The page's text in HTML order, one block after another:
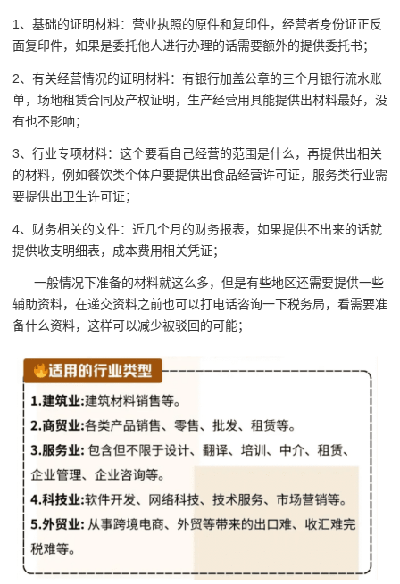
1、基础的证明材料：营业执照的原件和复印件，经营者身份证正反
面复印件，如果是委托他人进行办理的话需要额外的提供委托书；
2、有关经营情况的证明材料：有银行加盖公章的三个月银行流水账
单，场地租赁合同及产权证明，生产经营用具能提供出材料最好，没
有也不影响；
3、行业专项材料：这个要看自己经营的范围是什么，再提供出相关
的材料，例如餐饮类个体户要提供出食品经营许可证，服务类行业需
要提供出卫生许可证；
4、财务相关的文件：近几个月的财务报表，如果提供不出来的话就
提供收支明细表，成本费用相关凭证；
一般情况下准备的材料就这么多，但是有些地区还需要提供一些
辅助资料，在递交资料之前也可以打电话咨询一下税务局，看需要准
备什么资料，这样可以减少被驳回的可能；